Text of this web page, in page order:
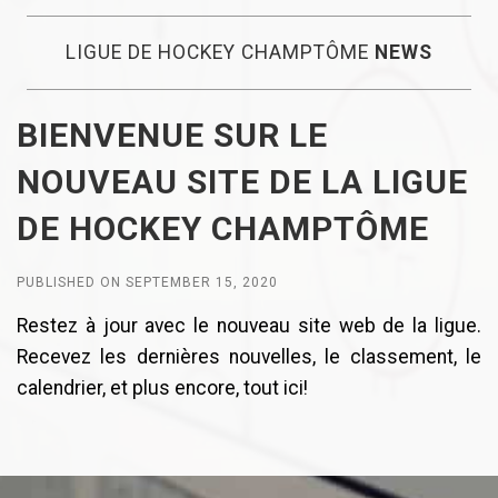
LIGUE DE HOCKEY CHAMPTÔME NEWS
BIENVENUE SUR LE
NOUVEAU SITE DE LA LIGUE
DE HOCKEY CHAMPTÔME
PUBLISHED ON SEPTEMBER 15, 2020
Restez à jour avec le nouveau site web de la ligue.
Recevez les dernières nouvelles, le classement, le
calendrier, et plus encore, tout ici!